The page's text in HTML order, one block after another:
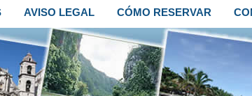
AVISO LEGAL CÓMO RESERVAR